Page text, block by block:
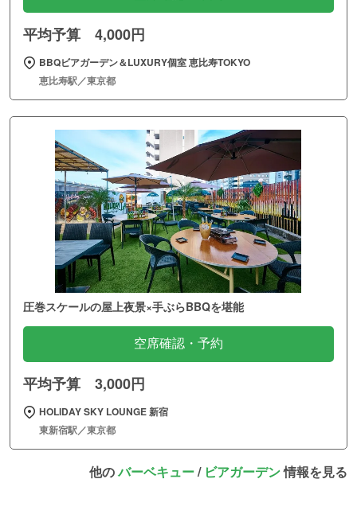
平均予算 4,000円
BBQビアガーデン＆LUXURY個室 恵比寿TOKYO
恵比寿駅／東京都
圧巻スケールの屋上夜景×手ぶらBBQを堪能
空席確認・予約
平均予算 3,000円
HOLIDAY SKY LOUNGE 新宿
東新宿駅／東京都
他のバーベキュー/ ビアガーデン情報を見る